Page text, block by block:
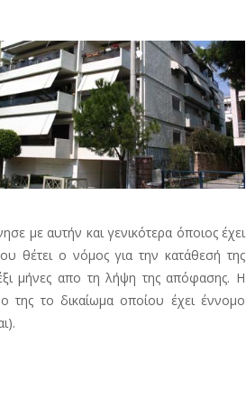
με αυτήν και γενικότερα όποιος έχει
θέτει ο νόμος για την κατάθεσή της
μήνες απο τη λήψη της απόφασης. Η
της το δικαίωμα οποίου έχει έννομο